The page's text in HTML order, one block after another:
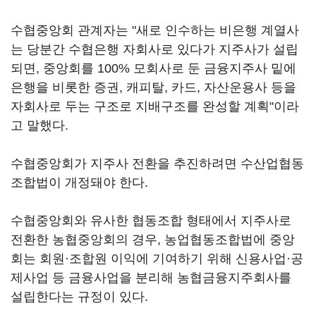
수협중앙회 관계자는 "새로 인수하는 비은행 계열사
는 당분간 수협은행 자회사로 있다가 지주사가 설립
되면, 중앙회를 100% 모회사로 둔 금융지주사 밑에
은행을 비롯한 증권, 캐피탈, 카드, 자산운용사 등을
자회사로 두는 구조로 지배구조를 완성할 계획"이라
고 말했다.
수협중앙회가 지주사 전환을 추진하려면 수산업협동
조합법이 개정돼야 한다.
수협중앙회와 유사한 협동조합 형태에서 지주사로
전환한 농협중앙회의 경우, 농업협동조합법에 중앙
회는 회원·조합원 이익에 기여하기 위해 신용사업·공
제사업 등 금융사업을 분리해 농협금융지주회사를
설립한다는 규정이 있다.